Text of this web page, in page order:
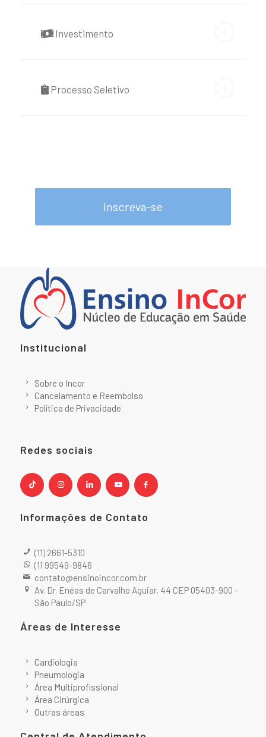
Investimento
Processo Seletivo
Inscreva-se
Institucional
Sobre o Incor
Cancelamento e Reembolso
Política de Privacidade
Redes sociais
Informações de Contato
(11) 2661-5310
(11 99549-9846
contato@ensinoincor.com.br
Av. Dr. Enéas de Carvalho Aguiar, 44 CEP 05403-900 -
São Paulo/SP
Áreas de Interesse
Cardiologia
Pneumologia
Área Multiprofissional
Área Cirúrgica
Outras áreas